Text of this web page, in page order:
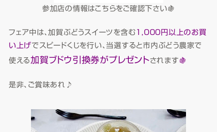
参加店の情報はこちらをご確認下さい🍇
フェア中は、加賀ぶどうスイーツを含む 1,000円以上のお買
い上げでスピードくじを行い、当選すると市内ぶどう農家で
使える加賀ブドウ引換券がプレゼントされます 🍇
是非、ご賞味あれ♪